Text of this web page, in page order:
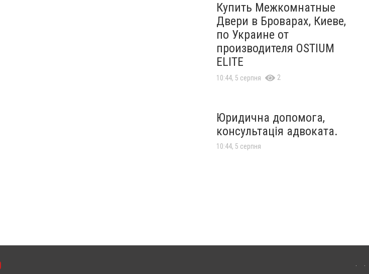
Купить Межкомнатные
Двери в Броварах, Киеве,
по Украине от
производителя OSTIUM
ELITE
10:44, 5 серпня 2
Юридична допомога,
консультація адвоката.
10:44, 5 серпня